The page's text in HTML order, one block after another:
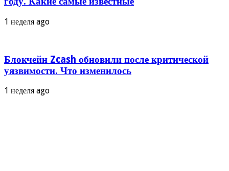
1 неделя ago
Блокчейн Zcash обновили после критической
уязвимости. Что изменилось
1 неделя ago